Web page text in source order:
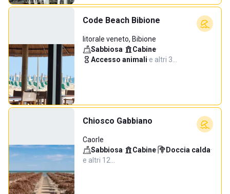
Code Beach Bibione
litorale veneto, Bibione
Sabbiosa· Cabine·
Accesso animali·e altri 3…
Chiosco Gabbiano
Caorle
Sabbiosa· Cabine· Doccia calda·
e altri 12…